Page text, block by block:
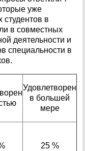
уже
в
в совместных
деятельности и
специальности в
Удовлетворен
в большей
мере
25 %